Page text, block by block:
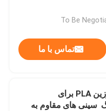
تماس با ما
SPL701 رزین PLA برای
سینی های مقاوم به